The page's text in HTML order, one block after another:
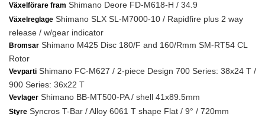
Växelförare fram Shimano Deore FD-M618-H / 34.9
Växelreglage Shimano SLX SL-M7000-10 / Rapidfire plus 2 way
release / w/gear indicator
Bromsar Shimano M425 Disc 180/F and 160/Rmm SM-RT54 CL
Rotor
Vevparti Shimano FC-M627 / 2-piece Design 700 Series: 38x24 T /
900 Series: 36x22 T
Vevlager Shimano BB-MT500-PA / shell 41x89.5mm
Styre Syncros T-Bar / Alloy 6061 T shape Flat / 9° / 720mm